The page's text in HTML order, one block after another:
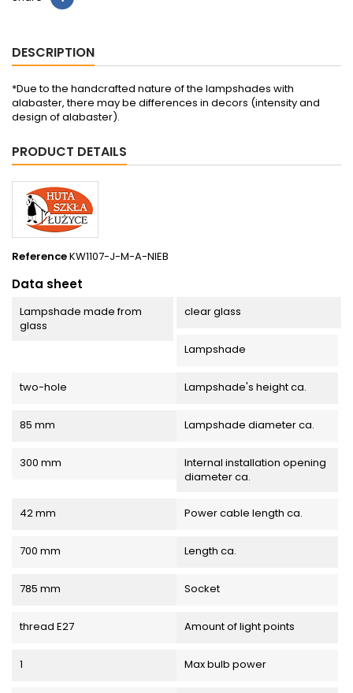
DESCRIPTION
*Due to the handcrafted nature of the lampshades with
alabaster, there may be differences in decors (intensity and
design of alabaster).
PRODUCT DETAILS
ReferenceKW1107-J-M-A-NIEB
Data sheet
Lampshade made from
glass
clear glass
Lampshade
two-hole Lampshade's height ca.
85 mm Lampshade diameter ca.
300 mm
Internal installation opening
diameter ca.
42 mm Power cable length ca.
700 mm Length ca.
785 mm Socket
thread E27 Amount of light points
1 Max bulb power